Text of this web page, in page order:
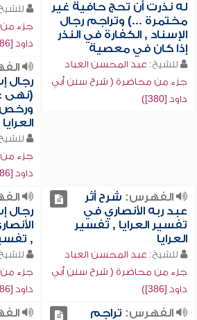
له نذرت أن تحج حافية غير
مختمرة ...) وتراجم رجال
الإسناد , الكفارة في النذر
إذا كان في معصية
للشيخ: عبد المحسن العباد
جزء من محاضرة ( شرح سنن أبي
داود [380])
جزء
داود [386])
رجال
(نهى
ورخص
العرايا
جزء
داود [386])
الفهرس: شرح أثر
عبد ربه الأنصاري في
تفسير العرايا , تفسير
العرايا
للشيخ: عبد المحسن العباد
جزء من محاضرة ( شرح سنن أبي
داود [386])
رجال
,
جزء
داود [386])
الفهرس: تراجم